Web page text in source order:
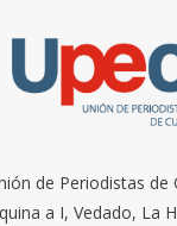
de Periodistas de
a I, Vedado, La